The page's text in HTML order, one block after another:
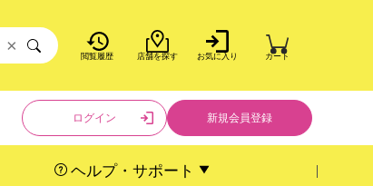
閲覧履歴 店舗を探す お気に入り カート
×
ログイン 新規会員登録
ヘルプ・サポート